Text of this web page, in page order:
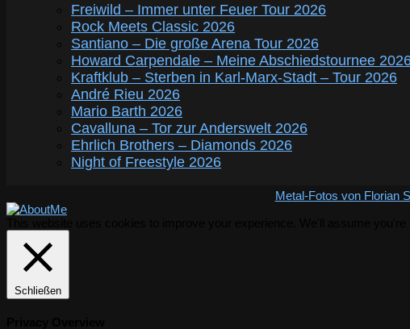
Freiwild – Immer unter Feuer Tour 2026
Rock Meets Classic 2026
Santiano – Die große Arena Tour 2026
Howard Carpendale – Meine Abschiedstournee
Kraftklub – Sterben in Karl-Marx-Stadt – Tour 2026
André Rieu 2026
Mario Barth 2026
Cavalluna – Tor zur Anderswelt 2026
Ehrlich Brothers – Diamonds 2026
Night of Freestyle 2026
Metal-Fotos von Florian
Schließen